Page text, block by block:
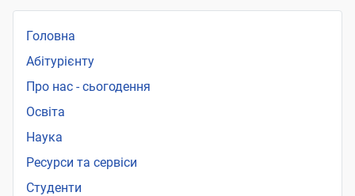
Головна
Абітурієнту
Про нас - сьогодення
Освіта
Наука
Ресурси та сервіси
Студенти